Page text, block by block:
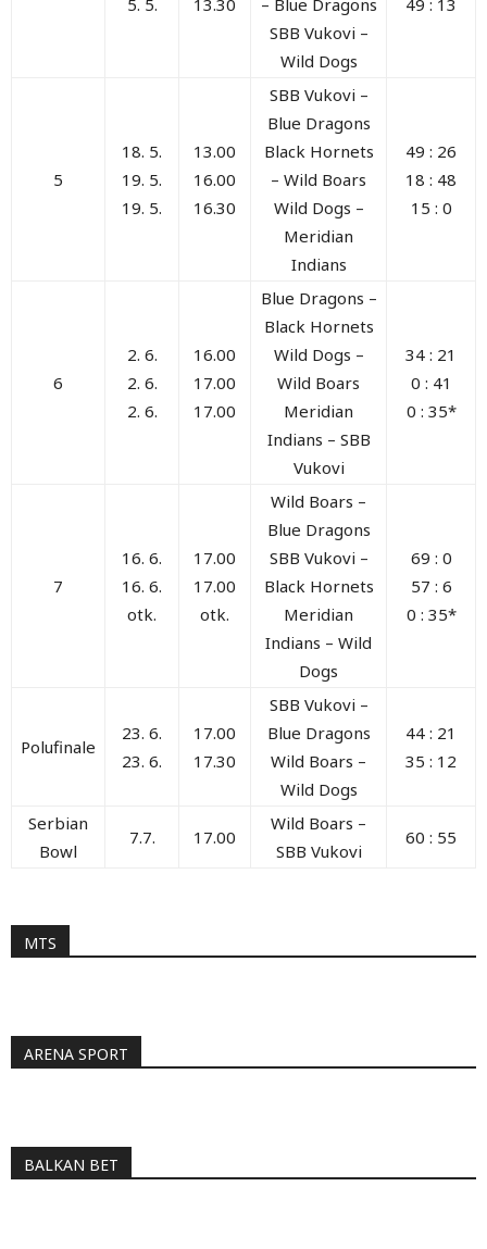
5. 5. 13.30
– Blue Dragons
SBB Vukovi –
Wild Dogs
49 : 13
5
18. 5.
19. 5.
19. 5.
13.00
16.00
16.30
SBB Vukovi –
Blue Dragons
Black Hornets
– Wild Boars
Wild Dogs –
Meridian
Indians
49 : 26
18 : 48
15 : 0
6
2. 6.
2. 6.
2. 6.
16.00
17.00
17.00
Blue Dragons –
Black Hornets
Wild Dogs –
Wild Boars
Meridian
Indians – SBB
Vukovi
34 : 21
0 : 41
0 : 35*
7
16. 6.
16. 6.
otk.
17.00
17.00
otk.
Wild Boars –
Blue Dragons
SBB Vukovi –
Black Hornets
Meridian
Indians – Wild
Dogs
69 : 0
57 : 6
0 : 35*
Polufinale
23. 6.
23. 6.
17.00
17.30
SBB Vukovi –
Blue Dragons
Wild Boars –
Wild Dogs
44 : 21
35 : 12
Serbian
Bowl
7.7. 17.00
Wild Boars –
SBB Vukovi
60 : 55
MTS
ARENA SPORT
BALKAN BET